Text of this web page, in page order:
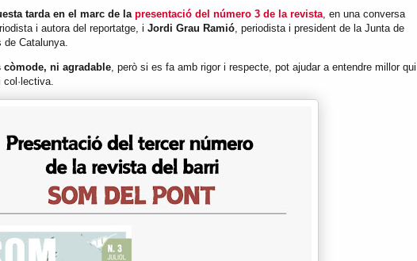
tarda en el marc de la presentació del número 3 de la revista , en una conversa
i autora del reportatge, i Jordi Grau Ramió , periodista i president de la Junta de
de Catalunya.
còmode, ni agradable , però si es fa amb rigor i respecte, pot ajudar a entendre millor qui